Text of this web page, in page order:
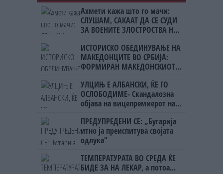
Ахмети кажа што го мачи:
СЛУШАМ, САКААТ ДА СЕ СУДИ
ЗА ВОЕНИТЕ ЗЛОСТРОСТВА НА
ИСТОРИСКО ОБЕДИНУВАЊЕ НА
МАКЕДОНЦИТЕ ВО СРБИЈА:
ФОРМИРАН МАКЕДОНСКИОТ
УЛЦИЊ Е АЛБАНСКИ, ЌЕ ГО
ОСЛОБОДИМЕ- Скандалозна
објава на вицепремиерот на
ПРЕДУПРЕДЕНИ СЕ: „Бугарија
итно ја преиспитува својата
одлука“
ТЕМПЕРАТУРАТА ВО СРЕДА ЌЕ
БИДЕ ЗА НА ЛЕКАР, а потоа...